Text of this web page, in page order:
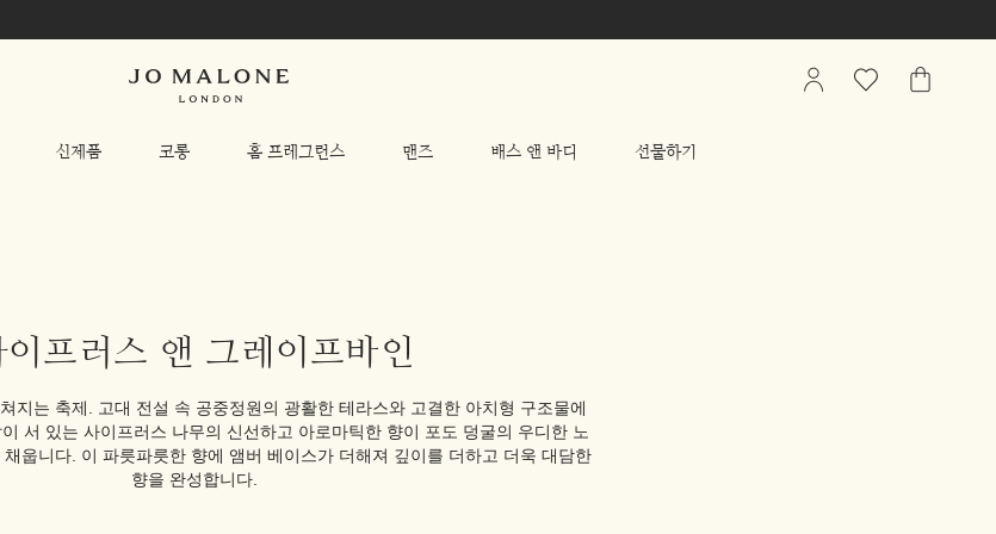
신제품 코롱 홈 프레그런스 맨즈 배스 앤 바디 선물하기
My
관
가
이프러스 앤 그레이프바인
지는 축제. 고대 전설 속 공중정원의 광활한 테라스와 고결한 아치형 구조물에
서 있는 사이프러스 나무의 신선하고 아로마틱한 향이 포도 덩굴의 우디한 노
웁니다. 이 파릇파릇한 향에 앰버 베이스가 더해져 깊이를 더하고 더욱 대담한
향을 완성합니다.